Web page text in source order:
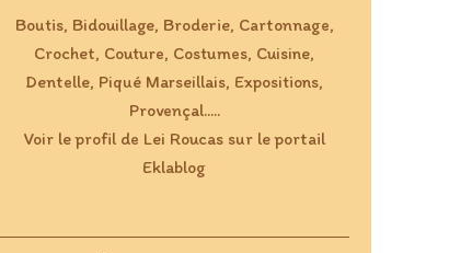
Boutis, Bidouillage, Broderie, Cartonnage,
Crochet, Couture, Costumes, Cuisine,
Dentelle, Piqué Marseillais, Expositions,
Provençal.....
Voir le profil de Lei Roucassur le portail
Eklablog